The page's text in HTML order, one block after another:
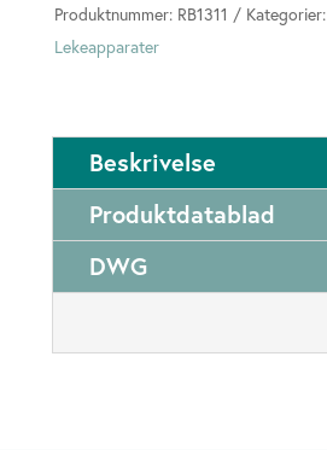
Produktnummer: RB1311 Kategorier:
Lekeapparater
Beskrivelse
Produktdatablad
DWG